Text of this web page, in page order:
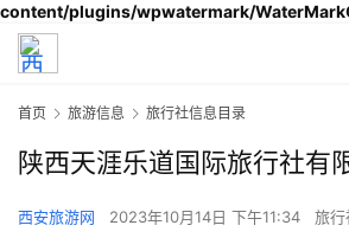
content/plugins/wpwatermark/
首页 旅游信息 旅行社信息目录
陕西天涯乐道国际旅行社有
西安旅游网 2023年10月14日 下午11:34 旅行